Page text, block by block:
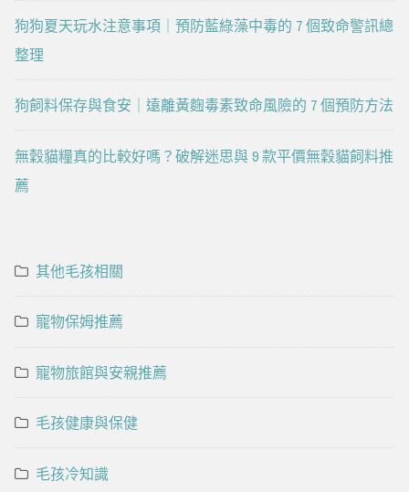
狗狗夏天玩水注意事項｜預防藍綠藻中毒的 7 個致命警訊總
整理
狗飼料保存與食安｜遠離黃麴毒素致命風險的 7 個預防方法
無穀貓糧真的比較好嗎？破解迷思與 9 款平價無穀貓飼料推
薦
其他毛孩相關
寵物保姆推薦
寵物旅館與安親推薦
毛孩健康與保健
毛孩冷知識